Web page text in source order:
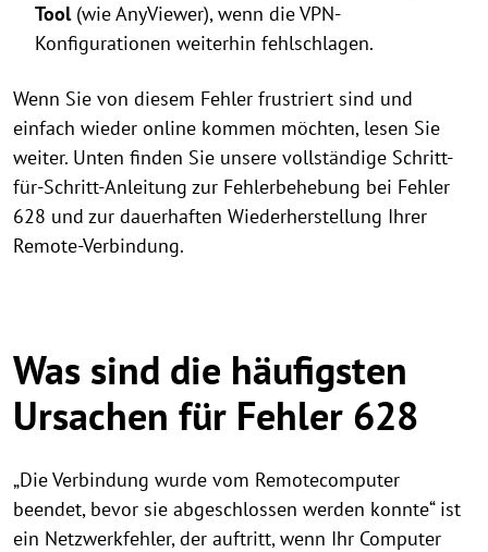
Tool(wie AnyViewer), wenn die VPN-
Konfigurationen weiterhin fehlschlagen.
Wenn Sie von diesem Fehler frustriert sind und
einfach wieder online kommen möchten, lesen Sie
weiter. Unten finden Sie unsere vollständige Schritt-
für-Schritt-Anleitung zur Fehlerbehebung bei Fehler
628 und zur dauerhaften Wiederherstellung Ihrer
Remote-Verbindung.
Was sind die häufigsten
Ursachen für Fehler 628
„Die Verbindung wurde vom Remotecomputer
beendet, bevor sie abgeschlossen werden konnte“ ist
ein Netzwerkfehler, der auftritt, wenn Ihr Computer